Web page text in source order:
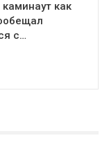
как
с…